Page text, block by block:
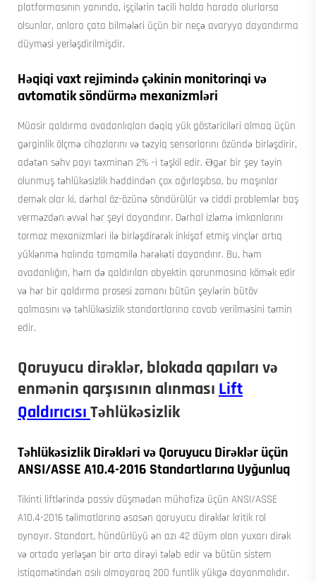
platformasının yanında, işçilərin təcili halda harada olurlarsa
olsunlar, onlara çata bilmələri üçün bir neçə avaryya dayandırma
düyməsi yerləşdirilmişdir.
Həqiqi vaxt rejimində çəkinin monitorinqi və
avtomatik söndürmə mexanizmləri
Müasir qaldırma avadanlıqları dəqiq yük göstəriciləri almaq üçün
gərginlik ölçmə cihazlarını və təzyiq sensorlarını özündə birləşdirir,
adətən səhv payı təxminən 2% -i təşkil edir. Əgər bir şey təyin
olunmuş təhlükəsizlik həddindən çox ağırlaşıbsa, bu maşınlar
demək olar ki, dərhal öz-özünə söndürülür və ciddi problemlər baş
verməzdən əvvəl hər şeyi dayandırır. Dərhal izləmə imkanlarını
tormoz mexanizmləri ilə birləşdirərək inkişaf etmiş vinçlər artıq
yüklənmə halında tamamilə hərəkəti dayandırır. Bu, həm
avadanlığın, həm də qaldırılan obyektin qorunmasına kömək edir
və hər bir qaldırma prosesi zamanı bütün şeylərin bütöv
qalmasını və təhlükəsizlik standartlarına cavab verilməsini təmin
edir.
Qoruyucu dirəklər, blokada qapıları və
enmənin qarşısının alınması Lift
Qaldırıcısı Təhlükəsizlik
Təhlükəsizlik Dirəkləri və Qoruyucu Dirəklər üçün
ANSI/ASSE A10.4-2016 Standartlarına Uyğunluq
Tikinti liftlərində passiv düşmədən mühafizə üçün ANSI/ASSE
A10.4-2016 təlimatlarına əsasən qoruyucu dirəklər kritik rol
oynayır. Standart, hündürlüyü ən azı 42 düym olan yuxarı dirək
və ortada yerləşən bir orta dirəyi tələb edir və bütün sistem
istiqamətindən asılı olmayaraq 200 funtlik yükgə dayanmalıdır.